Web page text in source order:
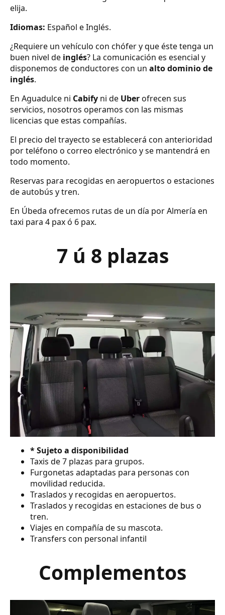
elija.
Idiomas: Español e Inglés.
¿Requiere un vehículo con chófer y que éste tenga un
buen nivel de inglés? La comunicación es esencial y
disponemos de conductores con un alto dominio de
inglés.
En Aguadulce ni Cabify ni de Uberofrecen sus
servicios, nosotros operamos con las mismas
licencias que estas compañías.
El precio del trayecto se establecerá con anterioridad
por teléfono o correo electrónico y se mantendrá en
todo momento.
Reservas para recogidas en aeropuertos o estaciones
de autobús y tren.
En Úbeda ofrecemos rutas de un día por Almería en
taxi para 4 pax ó 6 pax.
7 ú 8 plazas
* Sujeto a disponibilidad
Taxis de 7 plazas para grupos.
Furgonetas adaptadas para personas con
movilidad reducida.
Traslados y recogidas en aeropuertos.
Traslados y recogidas en estaciones de bus o
tren.
Viajes en compañía de su mascota.
Transfers con personal infantil
Complementos